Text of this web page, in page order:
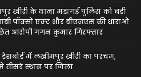
खीरी के थाना मझगई पुलिस को बड़ी
पॉक्सो एक्ट और बीएनएस की धाराओं
आरोपी गगन कुमार गिरफ्तार
में लखीमपुर खीरी का परचम,
तीसरे स्थान पर जिला